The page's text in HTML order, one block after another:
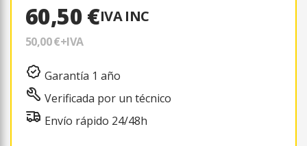
60,50 €IVA INC
50,00 €+IVA
Garantía 1 año
Verificada por un técnico
Envío rápido 24/48h